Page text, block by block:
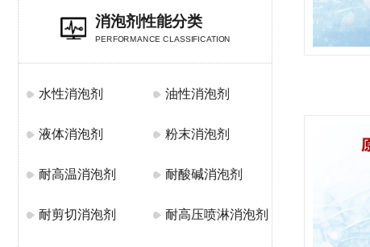
消泡剂性能分类
PERFORMANCE CLASSIFICATION
水性消泡剂 油性消泡剂
液体消泡剂 粉末消泡剂
耐高温消泡剂 耐酸碱消泡剂
耐剪切消泡剂 耐高压喷淋消泡剂